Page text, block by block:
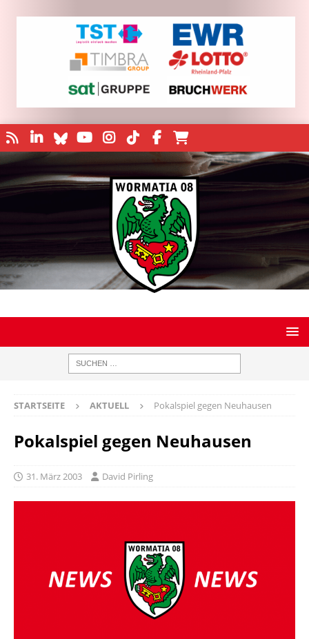
STARTSEITE AKTUELL Pokalspiel gegen Neuhausen
Pokalspiel gegen Neuhausen
31. März 2003 David Pirling